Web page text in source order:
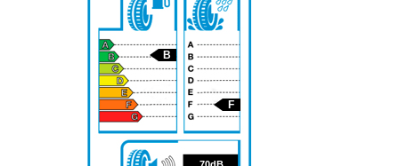
B
F